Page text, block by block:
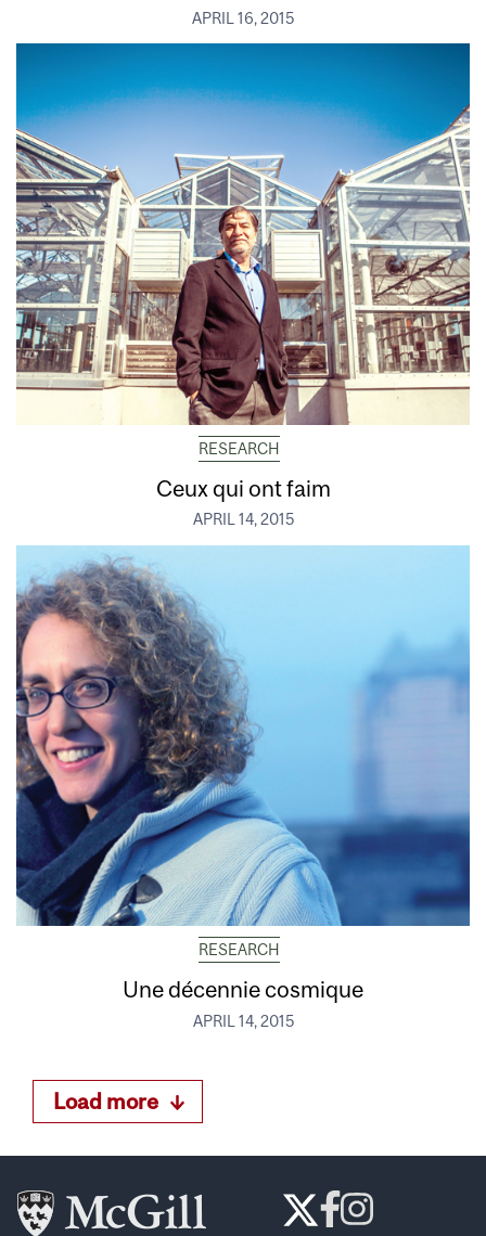
APRIL 16, 2015
RESEARCH
Ceux qui ont faim
APRIL 14, 2015
RESEARCH
Une décennie cosmique
APRIL 14, 2015
Load more